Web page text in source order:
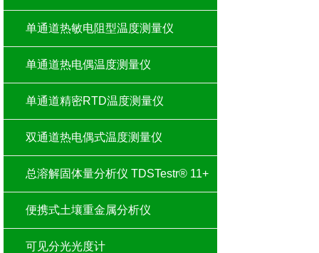
单通道热敏电阻型温度测量仪
单通道热电偶温度测量仪
单通道精密RTD温度测量仪
双通道热电偶式温度测量仪
总溶解固体量分析仪 TDSTestr® 11+
便携式土壤重金属分析仪
可见分光光度计